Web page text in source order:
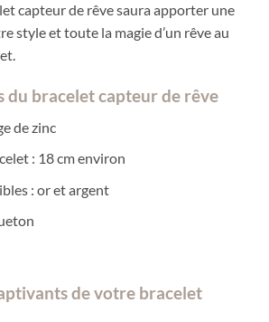
capteur de rêve saura apporter une
style et toute la magie d’un rêve au
du bracelet capteur de rêve
de zinc
: 18 cm environ
: or et argent
de votre bracelet